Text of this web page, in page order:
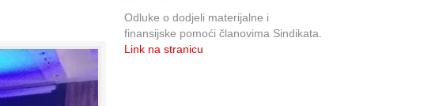
Odluke o dodjeli materijalne i
finansijske pomoći članovima Sindikata.
Link na stranicu